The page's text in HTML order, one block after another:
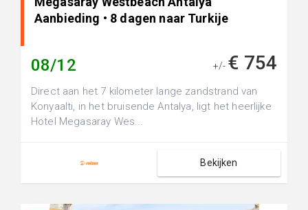
Aanbieding • 8 dagen naar Turkije
08/12 +/- € 754
Direct aan het 7 kilometer lange zandstrand van
Konyaalti, in het bruisende Antalya, ligt het heerlijke
Hotel Megasaray Wes...
Bekijken